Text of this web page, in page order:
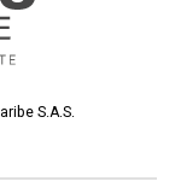
S.A.S.